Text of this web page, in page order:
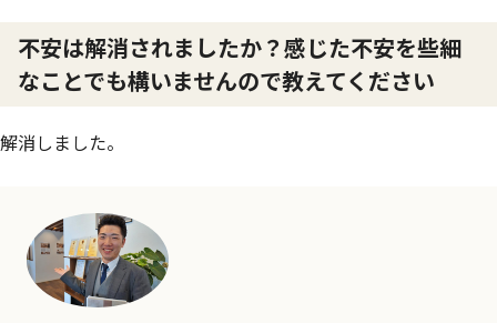
不安は解消されましたか？感じた不安を些細
なことでも構いませんので教えてください
解消しました。